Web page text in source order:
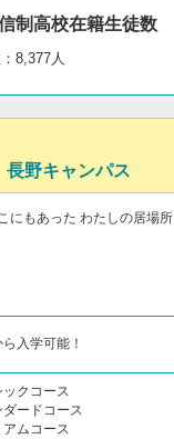
制高校在籍生徒数
8,377人
野キャンパス
にもあった わたしの居場所
入学可能！
クコース
ダードコース
アムコース